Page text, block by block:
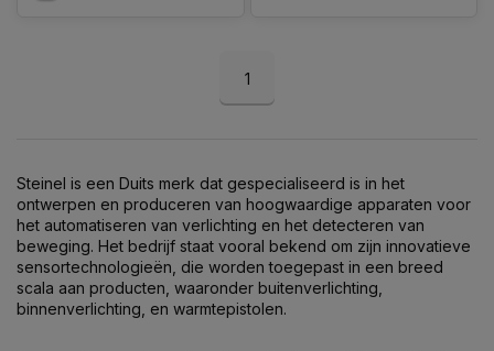
1
Steinel is een Duits merk dat gespecialiseerd is in het
ontwerpen en produceren van hoogwaardige apparaten voor
het automatiseren van verlichting en het detecteren van
beweging. Het bedrijf staat vooral bekend om zijn innovatieve
sensortechnologieën, die worden toegepast in een breed
scala aan producten, waaronder buitenverlichting,
binnenverlichting, en warmtepistolen.